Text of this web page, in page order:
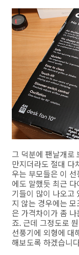
그 덕분에 팬날개로
만지더라도 절대 다
우는 부모들은 이
에도 말했듯 최근
기들이 많이 나오고
지 않는 경우에는
은 가격차이가 좀
죠. 근데 그정도로
선풍기에 외형에 대
해보도록 하겠습니